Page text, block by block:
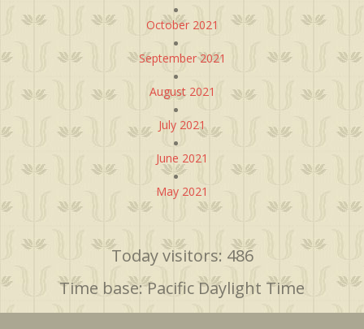
October 2021
September 2021
August 2021
July 2021
June 2021
May 2021
Today visitors: 486
Time base: Pacific Daylight Time